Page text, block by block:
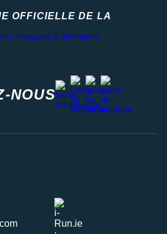
OFFICIELLE DE LA
NOUS
instagram
facebook
stravayoutube